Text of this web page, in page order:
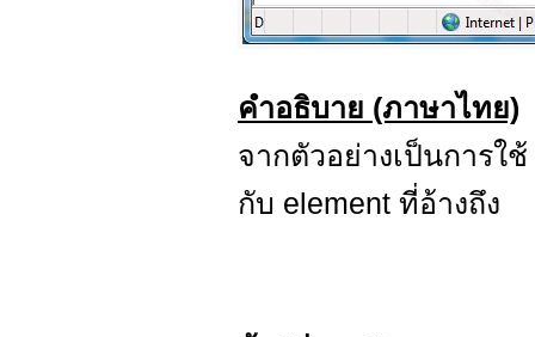
คำอธิบาย (ภาษาไทย)
จากตัวอย่างเป็นการใช้
กับ element ที่อ้างถึง